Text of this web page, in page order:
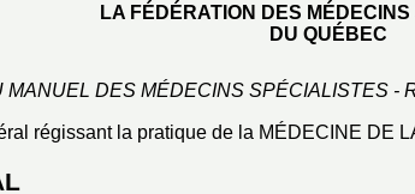
LA FÉDÉRATION DES
DU QUÉBEC
MANUEL DES MÉDECINS SPÉCIALISTES -
régissant la pratique de la MÉDECINE DE